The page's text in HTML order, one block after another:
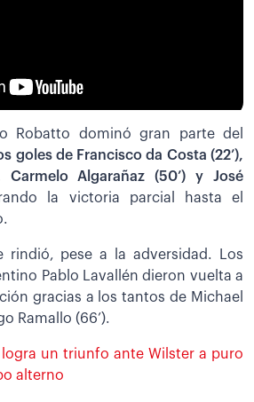
Robatto dominó gran parte del
goles de Francisco da Costa (22’),
Carmelo Algarañaz (50’) y José
la victoria parcial hasta el
rindió, pese a la adversidad. Los
Pablo Lavallén dieron vuelta a
gracias a los tantos de Michael
Ramallo (66’).
un triunfo ante Wilster a puro
alterno